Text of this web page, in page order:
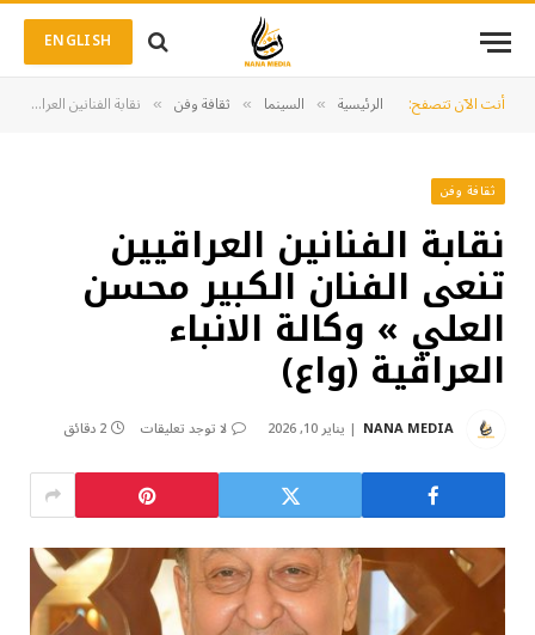
ENGLISH
أنت الآن تتصفح: الرئيسية » السينما » ثقافة وفن » نقابة الفنانين العراقيين تنعى الفنان الكبير محسن العلي » وكالة الانباء العراقية (واع)
ثقافة وفن
نقابة الفنانين العراقيين
تنعى الفنان الكبير محسن
العلي » وكالة الانباء
العراقية (واع)
NANA MEDIA يناير 10, 2026 لا توجد تعليقات 2 دقائق